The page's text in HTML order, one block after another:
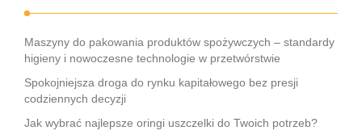
Maszyny do pakowania produktów spożywczych – standardy
higieny i nowoczesne technologie w przetwórstwie
Spokojniejsza droga do rynku kapitałowego bez presji
codziennych decyzji
Jak wybrać najlepsze oringi uszczelki do Twoich potrzeb?